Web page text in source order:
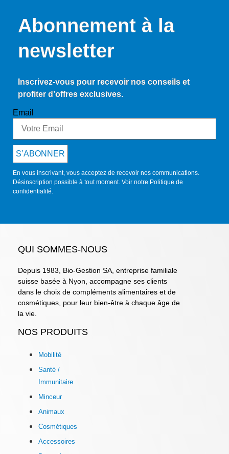
Abonnement à la
newsletter
Inscrivez-vous pour recevoir nos conseils et
profiter d’offres exclusives.
Email
S’ABONNER
En vous inscrivant, vous acceptez de recevoir nos communications.
Désinscription possible à tout moment. Voir notre Politique de
confidentialité.
QUI SOMMES-NOUS
Depuis 1983, Bio-Gestion SA, entreprise familiale
suisse basée à Nyon, accompagne ses clients
dans le choix de compléments alimentaires et de
cosmétiques, pour leur bien-être à chaque âge de
la vie.
NOS PRODUITS
Mobilité
Santé /
Immunitaire
Minceur
Animaux
Cosmétiques
Accessoires